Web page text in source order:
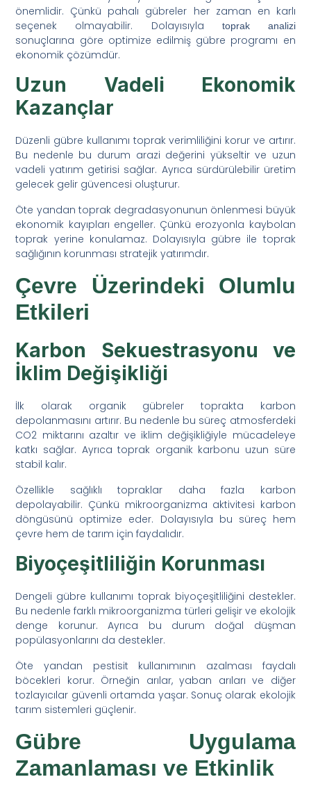
önemlidir. Çünkü pahalı gübreler her zaman en karlı
seçenek olmayabilir. Dolayısıyla
toprak analizi
sonuçlarına göre optimize edilmiş gübre programı en
ekonomik çözümdür.
Uzun Vadeli Ekonomik
Kazançlar
Düzenli gübre kullanımı toprak verimliliğini korur ve artırır.
Bu nedenle bu durum arazi değerini yükseltir ve uzun
vadeli yatırım getirisi sağlar. Ayrıca sürdürülebilir üretim
gelecek gelir güvencesi oluşturur.
Öte yandan toprak degradasyonunun önlenmesi büyük
ekonomik kayıpları engeller. Çünkü erozyonla kaybolan
toprak yerine konulamaz. Dolayısıyla gübre ile toprak
sağlığının korunması stratejik yatırımdır.
Çevre Üzerindeki Olumlu
Etkileri
Karbon Sekuestrasyonu ve
İklim Değişikliği
İlk olarak organik gübreler toprakta karbon
depolanmasını artırır. Bu nedenle bu süreç atmosferdeki
CO2 miktarını azaltır ve iklim değişikliğiyle mücadeleye
katkı sağlar. Ayrıca toprak organik karbonu uzun süre
stabil kalır.
Özellikle sağlıklı topraklar daha fazla karbon
depolayabilir. Çünkü mikroorganizma aktivitesi karbon
döngüsünü optimize eder. Dolayısıyla bu süreç hem
çevre hem de tarım için faydalıdır.
Biyoçeşitliliğin Korunması
Dengeli gübre kullanımı toprak biyoçeşitliliğini destekler.
Bu nedenle farklı mikroorganizma türleri gelişir ve ekolojik
denge korunur. Ayrıca bu durum doğal düşman
popülasyonlarını da destekler.
Öte yandan pestisit kullanımının azalması faydalı
böcekleri korur. Örneğin arılar, yaban arıları ve diğer
tozlayıcılar güvenli ortamda yaşar. Sonuç olarak ekolojik
tarım sistemleri güçlenir.
Gübre Uygulama
Zamanlaması ve Etkinlik